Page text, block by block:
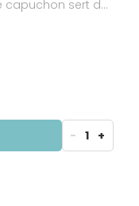
capuchon sert de
aux zones
pratique, cette
&agrave;
:
par un
qui
sur les
semaines.Avec
la
s&eacute;cher.
- 1 +